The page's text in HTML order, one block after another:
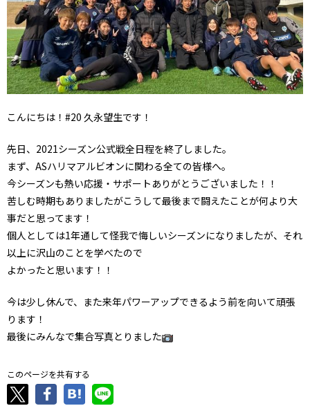
こんにちは！#20 久永望生です！
先日、2021シーズン公式戦全日程を終了しました。
まず、ASハリマアルビオンに関わる全ての皆様へ。
今シーズンも熱い応援・サポートありがとうございました！！
苦しむ時期もありましたがこうして最後まで闘えたことが何より大
事だと思ってます！
個人としては1年通して怪我で悔しいシーズンになりましたが、それ
以上に沢山のことを学べたので
よかったと思います！！
今は少し休んで、また来年パワーアップできるよう前を向いて頑張
ります！
最後にみんなで集合写真とりました
このページを共有する